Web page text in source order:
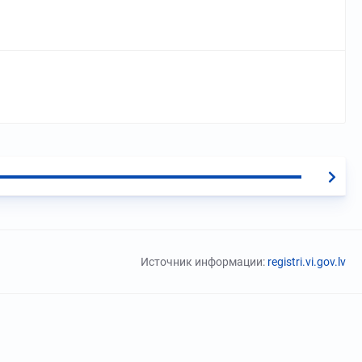
Источник информации: registri.vi.gov.lv